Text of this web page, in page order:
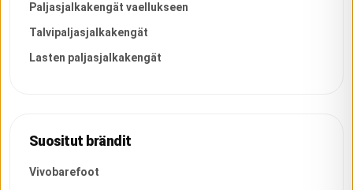
Paljasjalkakengät vaellukseen
Talvipaljasjalkakengät
Lasten paljasjalkakengät
Suositut brändit
Vivobarefoot